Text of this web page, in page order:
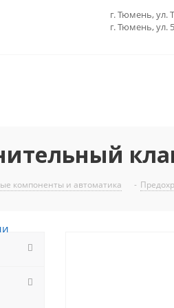
г. Тюмень, ул.
г. Тюмень, ул.
компоненты и автоматика -